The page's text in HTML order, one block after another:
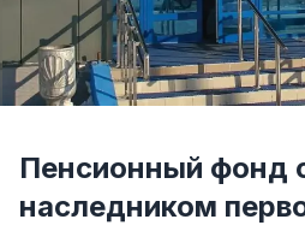
Пенсионный фонд
наследником